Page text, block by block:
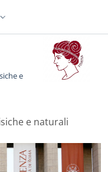
LINGUA:
e
e naturali